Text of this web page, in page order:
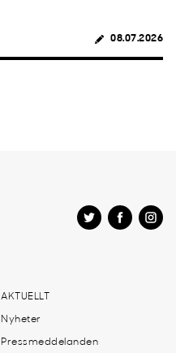
08.07.2026
AKTUELLT
Nyheter
Pressmeddelanden